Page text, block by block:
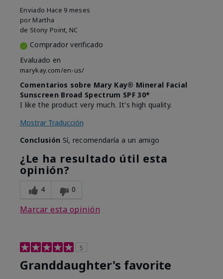
Enviado Hace 9 meses
por Martha
de Stony Point, NC
Comprador verificado
Evaluado en
marykay.com/en-us/
Comentarios sobre Mary Kay® Mineral Facial
Sunscreen Broad Spectrum SPF 30*
I like the product very much. It's high quality.
Mostrar Traducción
Conclusión Sí, recomendaría a un amigo
¿Le ha resultado útil esta
opinión?
4 0
Marcar esta opinión
5
Granddaughter's favorite